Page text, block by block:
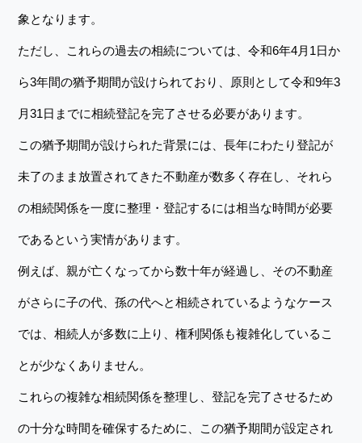
象となります。
ただし、これらの過去の相続については、令和6年4月1日か
ら3年間の猶予期間が設けられており、原則として令和9年3
月31日までに相続登記を完了させる必要があります。
この猶予期間が設けられた背景には、長年にわたり登記が
未了のまま放置されてきた不動産が数多く存在し、それら
の相続関係を一度に整理・登記するには相当な時間が必要
であるという実情があります。
例えば、親が亡くなってから数十年が経過し、その不動産
がさらに子の代、孫の代へと相続されているようなケース
では、相続人が多数に上り、権利関係も複雑化しているこ
とが少なくありません。
これらの複雑な相続関係を整理し、登記を完了させるため
の十分な時間を確保するために、この猶予期間が設定され